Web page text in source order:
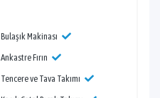
Bulaşık Makinası
Ankastre Fırın
Tencere ve Tava Takımı